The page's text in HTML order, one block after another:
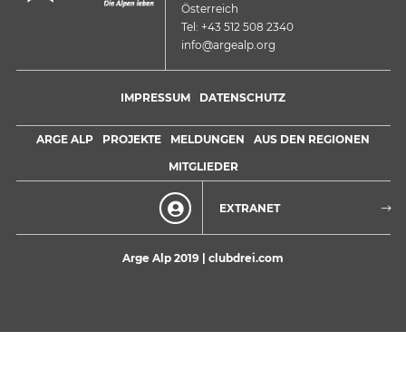
Österreich
Tel: +43 512 508 2340
info@argealp.org
IMPRESSUM DATENSCHUTZ
ARGE ALP PROJEKTE MELDUNGEN
AUS DEN REGIONEN
MITGLIEDER
EXTRANET
Arge Alp 2019 | clubdrei.com